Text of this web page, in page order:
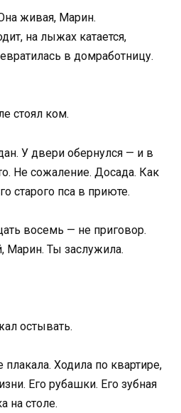
живая, Марин.
на лыжах катается,
в домработницу.
стоял ком.
У двери обернулся — и в
Не сожаление. Досада. Как
старого пса в приюте.
восемь — не приговор.
Марин. Ты заслужила.
остывать.
Ходила по квартире,
Его рубашки. Его зубная
на столе.